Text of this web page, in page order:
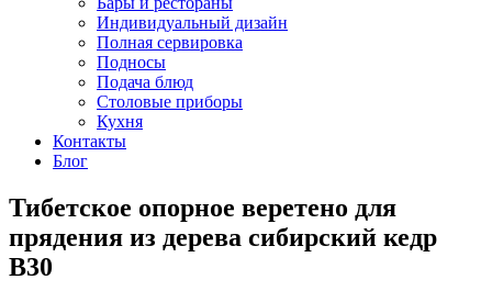
Индивидуальный дизайн
Полная сервировка
Подносы
Подача блюд
Столовые приборы
Кухня
Контакты
Блог
Тибетское опорное веретено для
прядения из дерева сибирский кедр
B30